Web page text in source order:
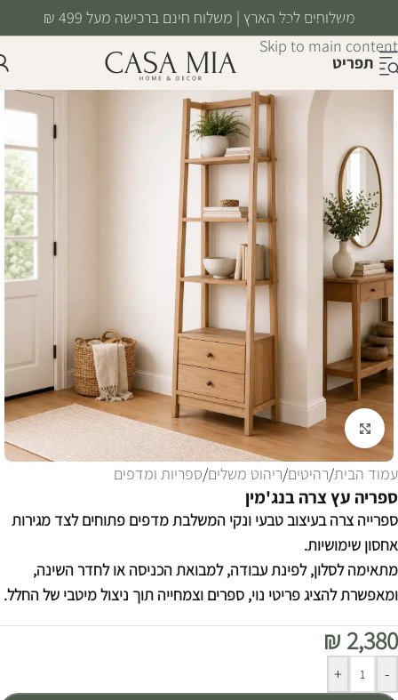
Skip to navigation
Skip to main content
משלוחים לכל הארץ | משלוח חינם ברכישה מעל 499 ₪
תפריט
לחצו להגדלה
עמוד הבית/רהיטים/ריהוט משלים/ספריות ומדפים
ספריה עץ צרה בנג'מין
ספרייה צרה בעיצוב טבעי ונקי המשלבת מדפים פתוחים לצד מגירות
אחסון שימושיות.
מתאימה לסלון, לפינת עבודה, למבואת הכניסה או לחדר השינה,
ומאפשרת להציג פריטי נוי, ספרים וצמחייה תוך ניצול מיטבי של החלל.
₪ 2,380
-
+Alternative: